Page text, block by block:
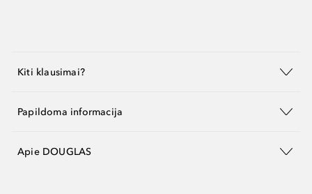
Kiti klausimai?
Papildoma informacija
Apie DOUGLAS